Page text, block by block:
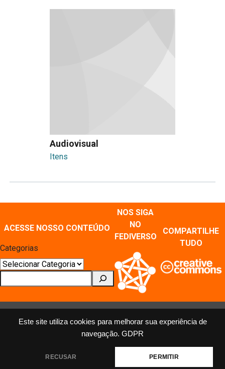
Este site utiliza cookies para melhorar sua experiência de
navegação. GDPR
RECUSAR PERMITIR
Audiovisual
Itens
ACESSE NOSSO CONTEÚDO
Categorias
NOS SIGA
NO
FEDIVERSO
COMPARTILHE
TUDO
MÍDIAS SOCIAIS E REPOSITÓRIOS
Mastodon
X Facebook
Youtube
Flickr